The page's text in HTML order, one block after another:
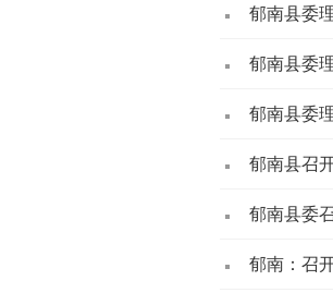
郁南县委
郁南县委
郁南县委
郁南县召
郁南：召